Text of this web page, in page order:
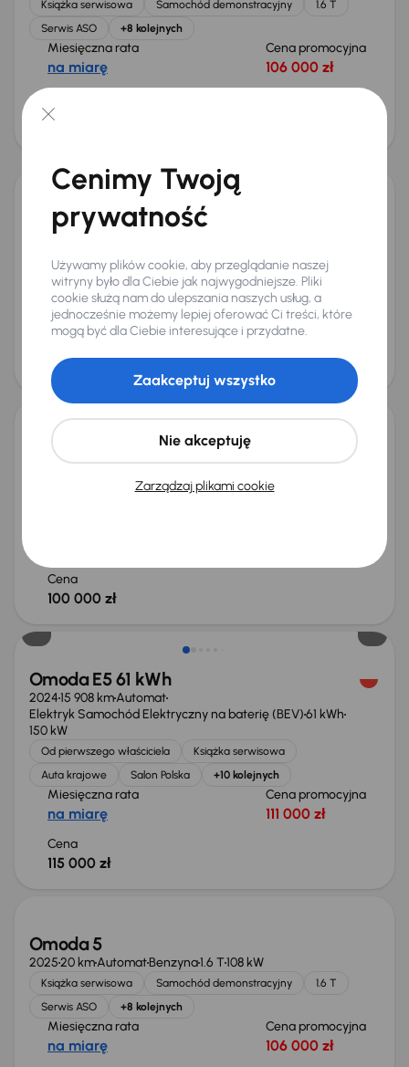
Książka serwisowa Samochód demonstracyjny
1.6 T
Serwis ASO
+8 kolejnych
Miesięczna rata
na miarę
Cena promocyjna
106 000 zł
obniżką
Omoda 5
2024 16 771 km
Auta krajowe
1.6 T +9 kolejnych
Miesięczna rata
od 571 zł
Cena promocyjna
92 000 zł
96 000 zł
Omoda 5
3 877 kmAutomatBenzyna1.6 T108 kW
Od pierwszego właściciela
Książka serwisowa
Cena
100 000 zł
Omoda E5 61 kWh
202415 908 kmAutomat
Elektryk Samochód Elektryczny na baterię (BEV)61 kWh
150 kW
Od pierwszego właściciela
Książka serwisowa
Auta krajowe
Salon Polska +10 kolejnych
Miesięczna rata
na miarę
Cena promocyjna
111 000 zł
Cena
115 000 zł
Świeżo skupione
Omoda 5
202520 kmAutomatBenzyna1.6 T108 kW
Książka serwisowa Samochód demonstracyjny
1.6 T
Serwis ASO
+8 kolejnych
Miesięczna rata
na miarę
Cena promocyjna
106 000 zł
Cenimy Twoją
prywatność
Używamy plików cookie, aby przeglądanie naszej
witryny było dla Ciebie jak najwygodniejsze. Pliki
cookie służą nam do ulepszania naszych usług, a
jednocześnie możemy lepiej oferować Ci treści, które
mogą być dla Ciebie interesujące i przydatne.
Zarządzaj plikami cookie
Nie akceptuję
Zaakceptuj wszystko